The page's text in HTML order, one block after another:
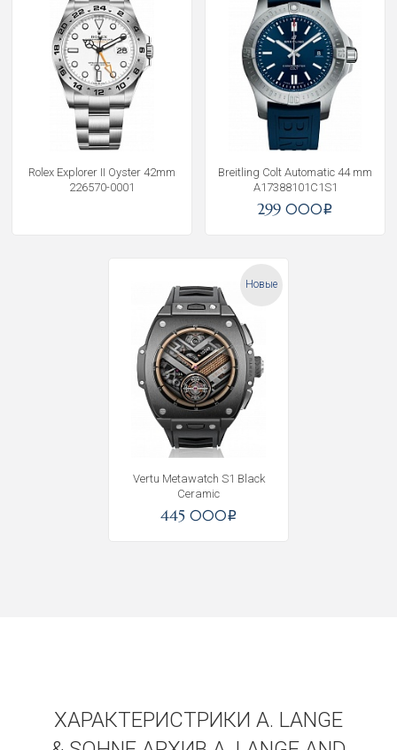
Rolex Explorer II Oyster 42mm
226570-0001
Breitling Colt Automatic 44 mm
A17388101C1S1
299 000i
Новые
Vertu Metawatch S1 Black
Ceramic
445 000i
ХАРАКТЕРИСТРИКИ A. LANGE
Получать на почту